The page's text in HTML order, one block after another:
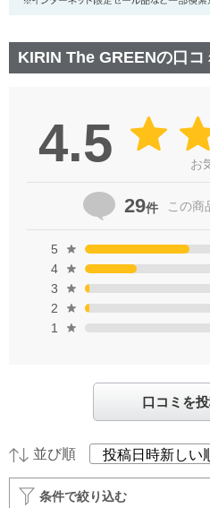
KIRIN The GREENの口コ
4.5 お
29件 この商
5
4
3
2
1
口コミを
並び順
条件で絞り込む